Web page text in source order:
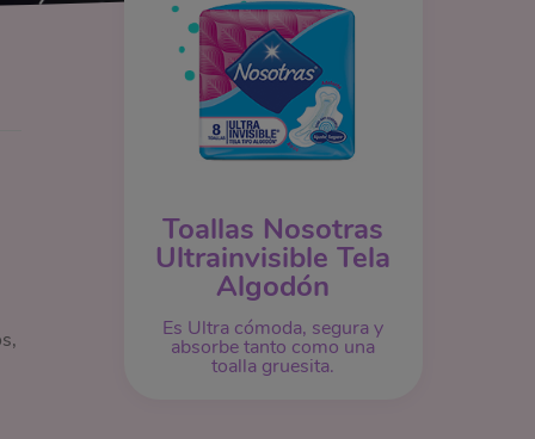
Toallas Nosotras
Ultrainvisible Tela
Algodón
Es Ultra cómoda, segura y
absorbe tanto como una
toalla gruesita.